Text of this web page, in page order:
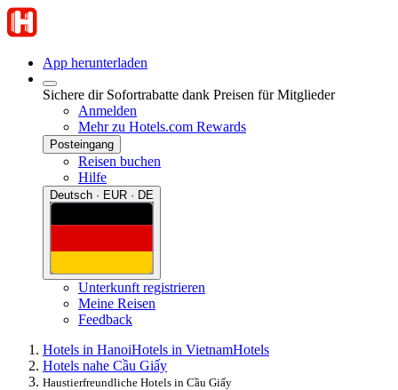
App herunterladen
Sichere dir Sofortrabatte dank Preisen für Mitglieder
Anmelden
Mehr zu Hotels.com Rewards
Posteingang
Reisen buchen
Hilfe
Deutsch · EUR · DE
Unterkunft registrieren
Meine Reisen
Feedback
Hotels in HanoiHotels in VietnamHotels
Hotels nahe Cầu Giấy
Haustierfreundliche Hotels in Cầu Giấy